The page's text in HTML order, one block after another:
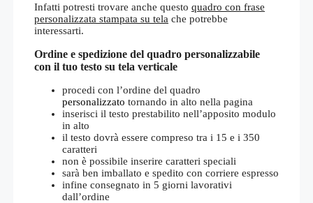
Infatti potresti trovare anche questo quadro con frase
personalizzata stampata su tela che potrebbe
interessarti.
Ordine e spedizione del quadro personalizzabile
con il tuo testo su tela verticale
procedi con l’ordine del quadro
personalizzato tornando in alto nella pagina
inserisci il testo prestabilito nell’apposito modulo
in alto
il testo dovrà essere compreso tra i 15 e i 350
caratteri
non è possibile inserire caratteri speciali
sarà ben imballato e spedito con corriere espresso
infine consegnato in 5 giorni lavorativi
dall’ordine